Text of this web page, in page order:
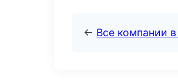
← Все компании